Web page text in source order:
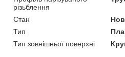
різьблення
Стан
Тип
Тип зовнішньої поверхні